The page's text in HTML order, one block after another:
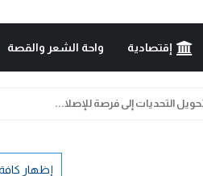
إقتصادية واحة الشعر والقصة
التحديات إلى فرصة للإصلا...
إظهار